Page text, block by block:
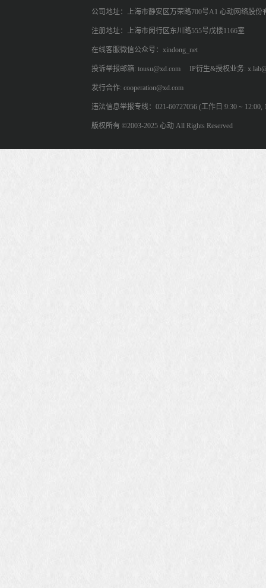
公司地址：上海市静安区万荣路700号A1 心动网络股份
注册地址：上海市闵行区东川路555号戊楼1166室
在线客服微信公众号：xindong_net
投诉举报邮箱: tousu@xd.com IP衍生&授权业务:
发行合作: cooperation@xd.com
违法信息举报专线：021-60727056 (工作日 9:30 ~ 12:00,
版权所有 ©2003-2025 心动 All Rights Reserved